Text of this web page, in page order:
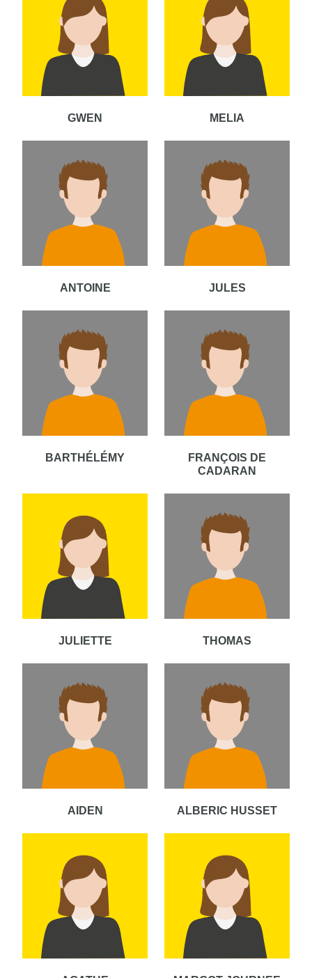
GWEN MELIA
ANTOINE JULES
BARTHÉLÉMY
FRANÇOIS DE
CADARAN
JULIETTE THOMAS
AIDEN ALBERIC HUSSET